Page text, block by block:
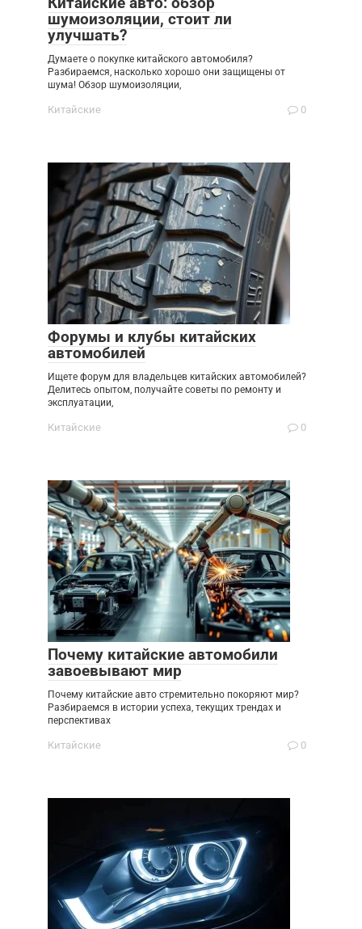
шумоизоляции, стоит ли
улучшать?
Думаете о покупке китайского автомобиля?
Разбираемся, насколько хорошо они защищены от
шума! Обзор шумоизоляции,
Китайские 0
Форумы и клубы китайских
автомобилей
Ищете форум для владельцев китайских автомобилей?
Делитесь опытом, получайте советы по ремонту и
эксплуатации,
Китайские 0
Почему китайские автомобили
завоевывают мир
Почему китайские авто стремительно покоряют мир?
Разбираемся в истории успеха, текущих трендах и
перспективах
Китайские 0